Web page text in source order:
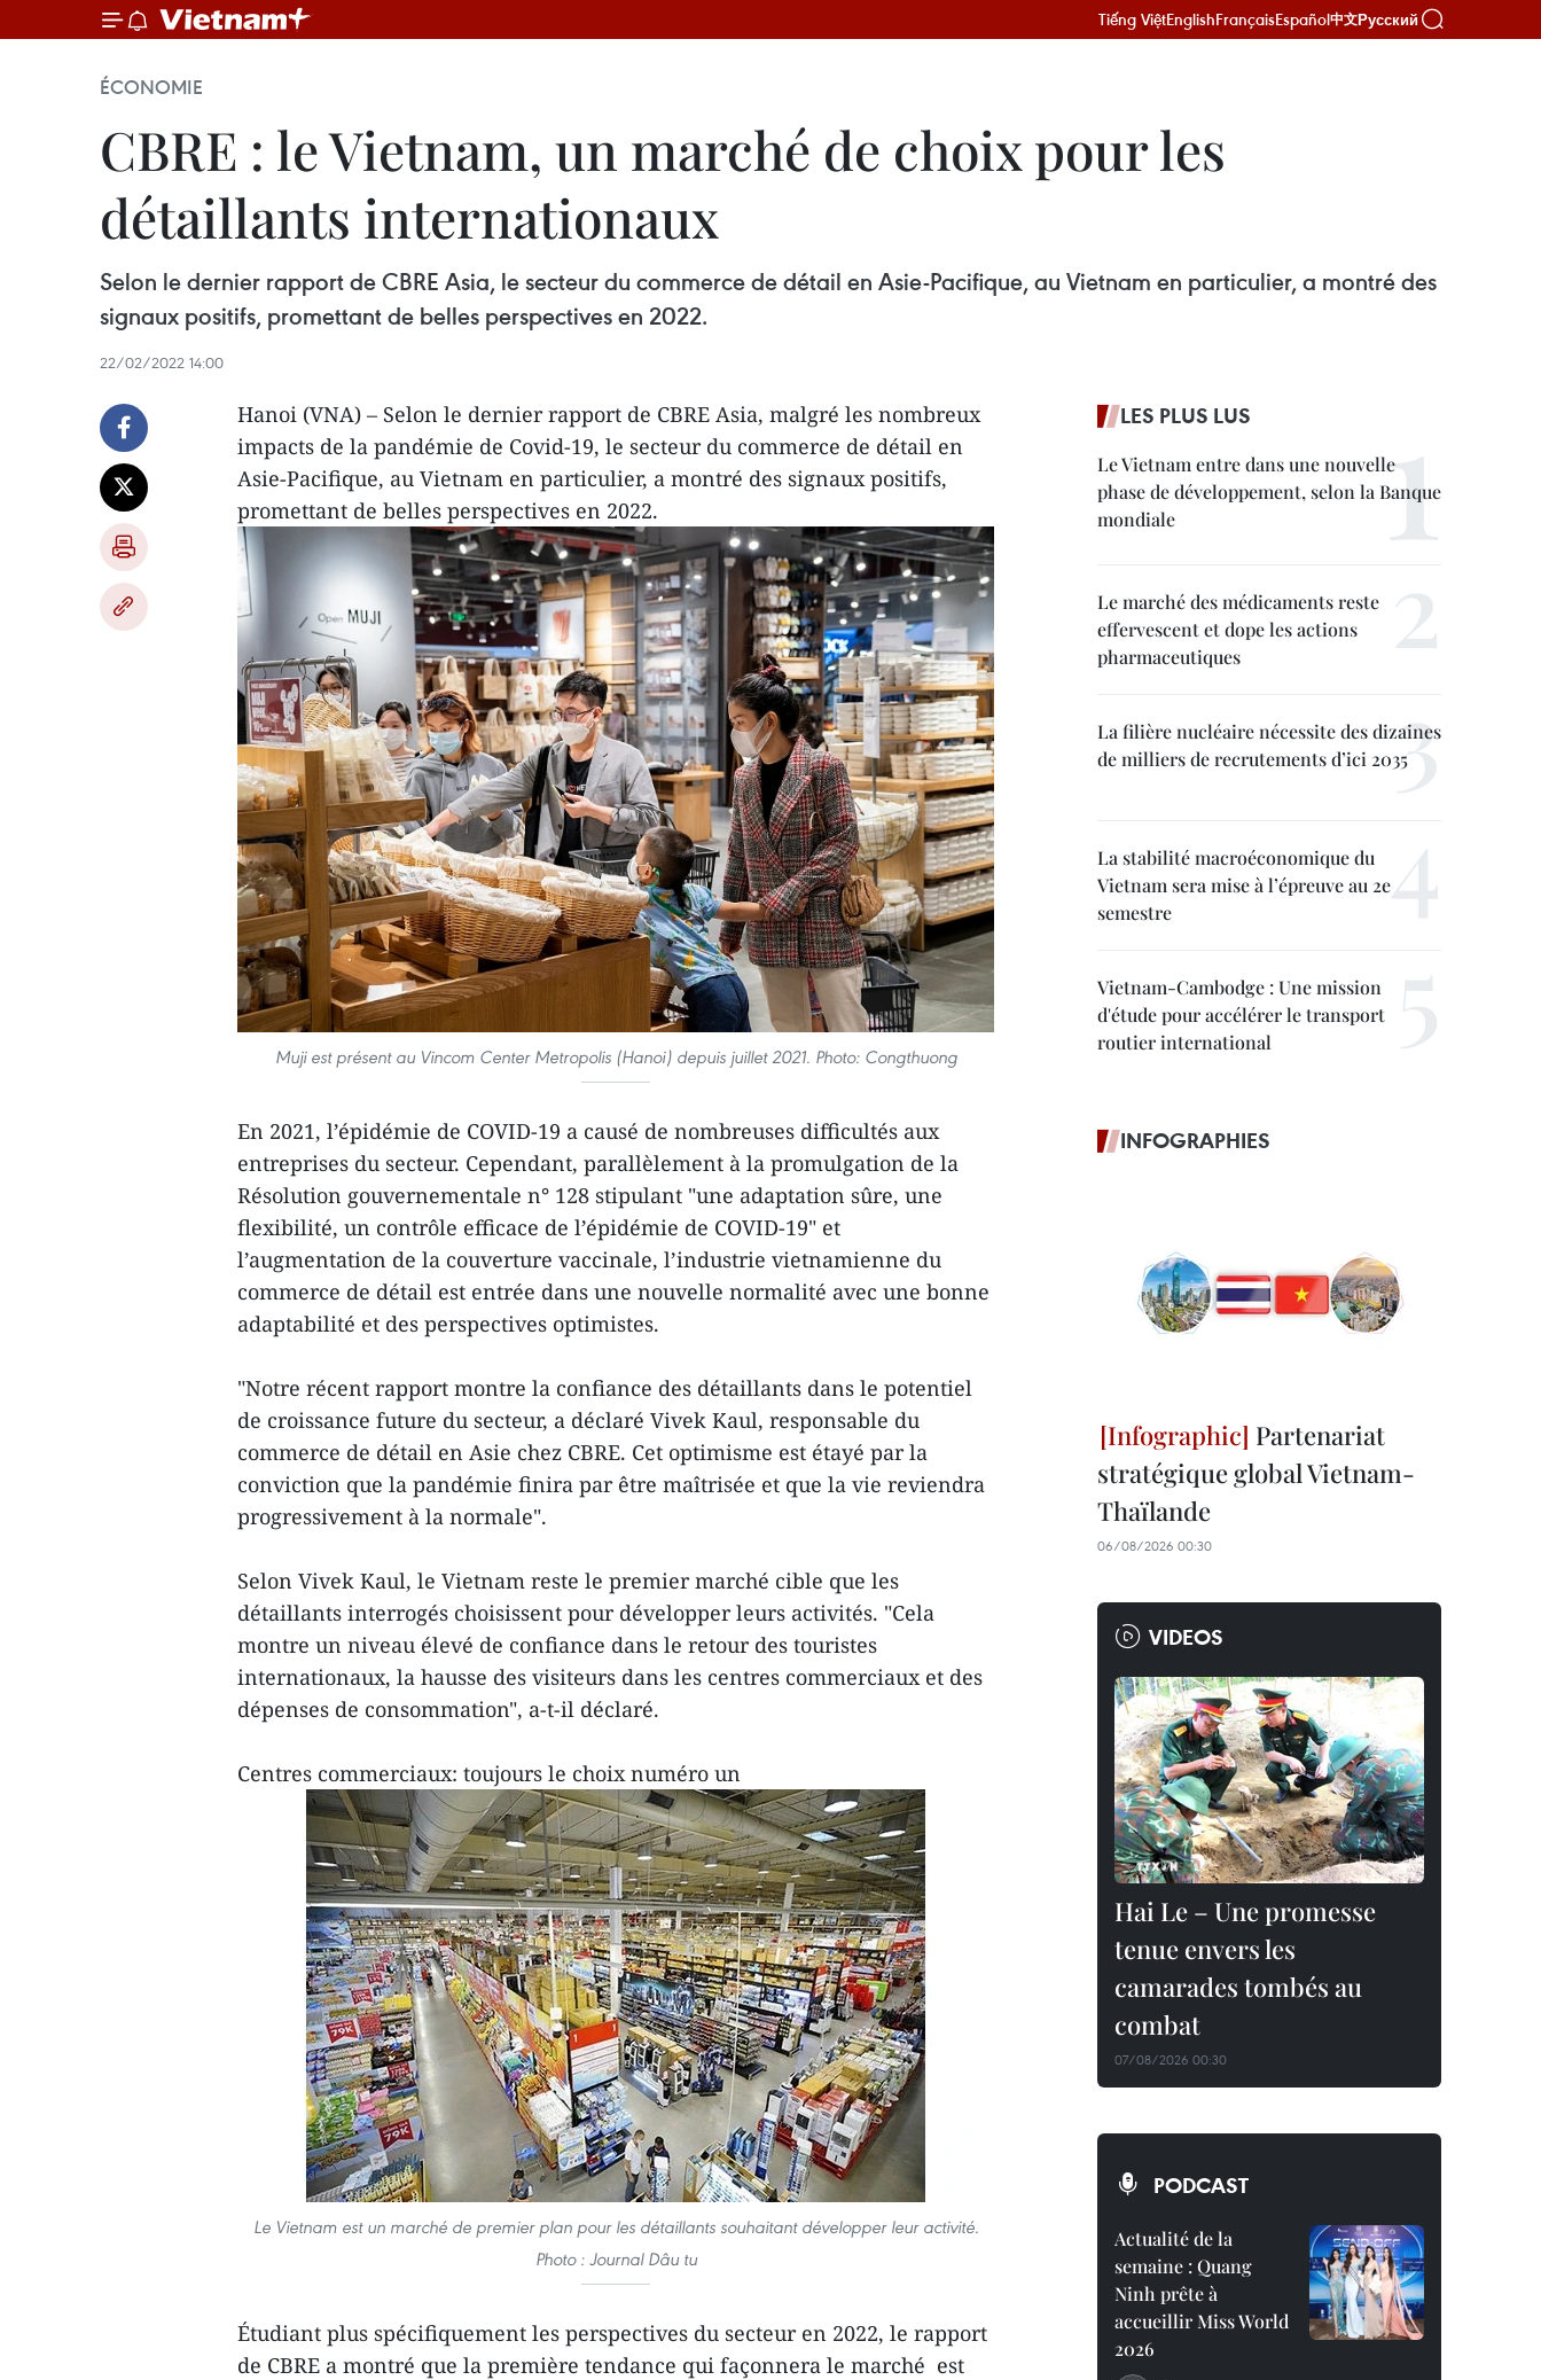
Tiếng ViệtEnglishFrançaisEspañol中文Русский
ÉCONOMIE
CBRE : le Vietnam, un marché de choix pour les
détaillants internationaux
Selon le dernier rapport de CBRE Asia, le secteur du commerce de détail en Asie-Pacifique, au Vietnam en particulier, a montré des
signaux positifs, promettant de belles perspectives en 2022.
22/02/2022 14:00
Hanoi (VNA) – Selon le dernier rapport de CBRE Asia, malgré les nombreux
impacts de la pandémie de Covid-19, le secteur du commerce de détail en
Asie-Pacifique, au Vietnam en particulier, a montré des signaux positifs,
promettant de belles perspectives en 2022.
Muji est présent au Vincom Center Metropolis (Hanoi) depuis juillet 2021. Photo: Congthuong
En 2021, l’épidémie de COVID-19 a causé de nombreuses difficultés aux
entreprises du secteur. Cependant, parallèlement à la promulgation de la
Résolution gouvernementale n° 128 stipulant "une adaptation sûre, une
flexibilité, un contrôle efficace de l’épidémie de COVID-19" et
l’augmentation de la couverture vaccinale, l’industrie vietnamienne du
commerce de détail est entrée dans une nouvelle normalité avec une bonne
adaptabilité et des perspectives optimistes.
"Notre récent rapport montre la confiance des détaillants dans le potentiel
de croissance future du secteur, a déclaré Vivek Kaul, responsable du
commerce de détail en Asie chez CBRE. Cet optimisme est étayé par la
conviction que la pandémie finira par être maîtrisée et que la vie reviendra
progressivement à la normale".
Selon Vivek Kaul, le Vietnam reste le premier marché cible que les
détaillants interrogés choisissent pour développer leurs activités. "Cela
montre un niveau élevé de confiance dans le retour des touristes
internationaux, la hausse des visiteurs dans les centres commerciaux et des
dépenses de consommation", a-t-il déclaré.
Centres commerciaux: toujours le choix numéro un
Le Vietnam est un marché de premier plan pour les détaillants souhaitant développer leur activité.
Photo : Journal Dâu tu
Étudiant plus spécifiquement les perspectives du secteur en 2022, le rapport
de CBRE a montré que la première tendance qui façonnera le marché est
LES PLUS LUS
Le Vietnam entre dans une nouvelle
phase de développement, selon la Banque
mondiale
Le marché des médicaments reste
effervescent et dope les actions
pharmaceutiques
La filière nucléaire nécessite des dizaines
de milliers de recrutements d’ici 2035
La stabilité macroéconomique du
Vietnam sera mise à l’épreuve au 2e
semestre
Vietnam-Cambodge : Une mission
d'étude pour accélérer le transport
routier international
INFOGRAPHIES
Partenariat
stratégique global Vietnam-
Thaïlande
06/08/2026 00:30
VIDEOS
Hai Le – Une promesse
tenue envers les
camarades tombés au
combat
07/08/2026 00:30
PODCAST
Actualité de la
semaine : Quang
Ninh prête à
accueillir Miss World
2026